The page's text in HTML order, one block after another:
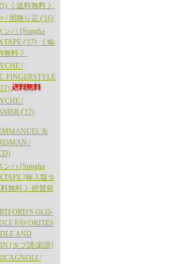
《 送料無料 》
/ 雨降り花 ('16)
ンハ [Sungha
('17) 《 輸
無料 》
/
FINGERSTYLE
/
('17)
&
/
ンハ [Sungha
[輸入版タ
無料 》絶賛発
OLD-
FAVORITES
AND
[タブ譜/楽譜]
/